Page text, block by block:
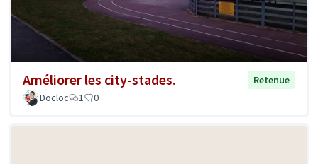
Améliorer les city-stades.
Retenue
Docloc
1 0